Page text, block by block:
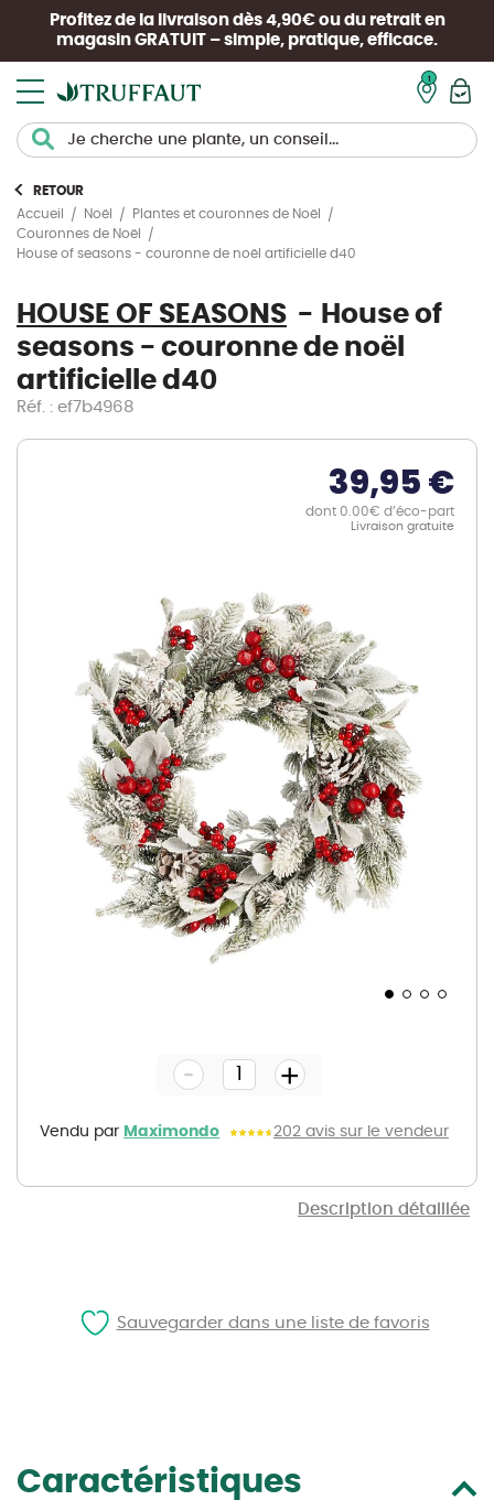
Profitez de la livraison dès 4,90€ ou du retrait en
magasin GRATUIT – simple, pratique, efficace.
RETOUR
Accueil
Noël
Plantes et couronnes de Noël
Couronnes de Noël
House of seasons - couronne de noël artificielle d40
HOUSE OF SEASONS
House of
seasons - couronne de noël
artificielle d40
Réf. : ef7b4968
Description détaillée
39,95 €
dont 0.00€ d’éco-part
Livraison gratuite
gallery
Vendu par Maximondo 202 avis sur le vendeur
- +
Caractéristiques
Sauvegarder dans une liste de favoris